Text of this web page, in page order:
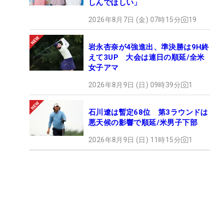
しんでほしい」
2026年8月7日 (金) 07時15分 19
岩永杏奈が4強進出、準決勝は9H終
えて3UP 大会は連日の順延/全米
女子アマ
2026年8月9日 (日) 09時39分 1
石川遼は暫定68位 第3ラウンドは
悪天候の影響で順延/米男子下部
2026年8月9日 (日) 11時15分 1